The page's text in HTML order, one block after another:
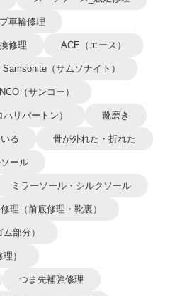
車輪修理
修理 ACE（エース）
Samsonite（サムソナイト）
（サンコー）
リバートン） 靴磨き
る 骨が外れた・折れた
ール
ミラーソール・シルクソール
理（前底修理・靴裏）
部分）
）
つま先補強修理